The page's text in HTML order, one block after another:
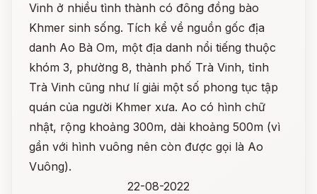
Vinh ở nhiều tình thành có đông đồng bào
Khmer sinh sống. Tích kể về nguồn gốc địa
danh Ao Bà Om, một địa danh nổi tiếng thuộc
khóm 3, phường 8, thành phố Trà Vinh, tỉnh
Trà Vinh cũng như lí giải một số phong tục tập
quán của người Khmer xưa. Ao có hình chữ
nhật, rộng khoảng 300m, dài khoảng 500m (vì
gần với hình vuông nên còn được gọi là Ao
Vuông).
22-08-2022